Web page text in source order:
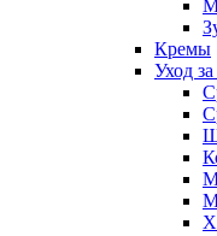
Кремы
Уход